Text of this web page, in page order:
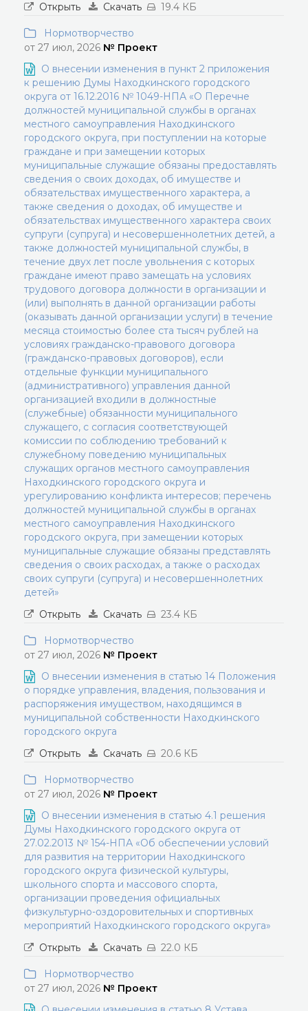
Открыть
Скачать 19.4 КБ
Нормотворчество
от 27 июл, 2026 № Проект
О внесении изменения в пункт 2 приложения
к решению Думы Находкинского городского
округа от 16.12.2016 № 1049-НПА «О Перечне
должностей муниципальной службы в органах
местного самоуправления Находкинского
городского округа, при поступлении на которые
граждане и при замещении которых
муниципальные служащие обязаны предоставлять
сведения о своих доходах, об имуществе и
обязательствах имущественного характера, а
также сведения о доходах, об имуществе и
обязательствах имущественного характера своих
супруги (супруга) и несовершеннолетних детей, а
также должностей муниципальной службы, в
течение двух лет после увольнения с которых
граждане имеют право замещать на условиях
трудового договора должности в организации и
(или) выполнять в данной организации работы
(оказывать данной организации услуги) в течение
месяца стоимостью более ста тысяч рублей на
условиях гражданско-правового договора
(гражданско-правовых договоров), если
отдельные функции муниципального
(административного) управления данной
организацией входили в должностные
(служебные) обязанности муниципального
служащего, с согласия соответствующей
комиссии по соблюдению требований к
служебному поведению муниципальных
служащих органов местного самоуправления
Находкинского городского округа и
урегулированию конфликта интересов; перечень
должностей муниципальной службы в органах
местного самоуправления Находкинского
городского округа, при замещении которых
муниципальные служащие обязаны представлять
сведения о своих расходах, а также о расходах
своих супруги (супруга) и несовершеннолетних
детей»
Открыть
Скачать 23.4 КБ
Нормотворчество
от 27 июл, 2026 № Проект
О внесении изменения в статью 14 Положения
о порядке управления, владения, пользования и
распоряжения имуществом, находящимся в
муниципальной собственности Находкинского
городского округа
Открыть
Скачать 20.6 КБ
Нормотворчество
от 27 июл, 2026 № Проект
О внесении изменения в статью 4.1 решения
Думы Находкинского городского округа от
27.02.2013 № 154-НПА «Об обеспечении условий
для развития на территории Находкинского
городского округа физической культуры,
школьного спорта и массового спорта,
организации проведения официальных
физкультурно-оздоровительных и спортивных
мероприятий Находкинского городского округа»
Открыть
Скачать 22.0 КБ
Нормотворчество
от 27 июл, 2026 № Проект